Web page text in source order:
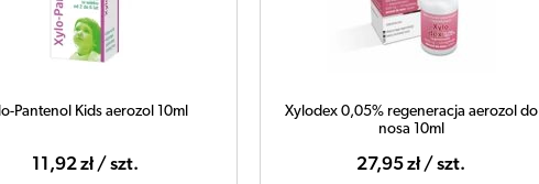
Pantenol Kids aerozol 10ml
11,92 zł / szt.
Xylodex 0,05% regeneracja aerozol do
nosa 10ml
27,95 zł / szt.